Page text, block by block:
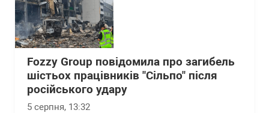
Fozzy Group повідомила про загибель
шістьох працівників "Сільпо" після
російського удару
5 серпня, 13:32